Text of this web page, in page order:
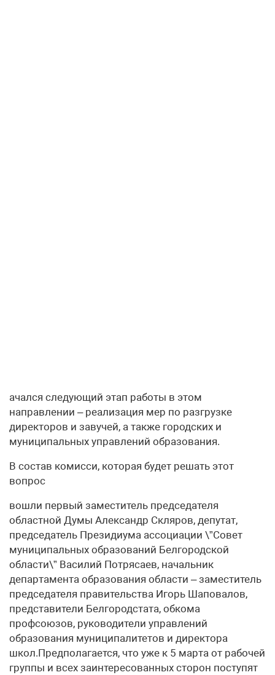
ачался следующий этап работы в этом
направлении – реализация мер по разгрузке
директоров и завучей, а также городских и
муниципальных управлений образования.
В состав комисси, которая будет решать этот
вопрос
вошли первый заместитель председателя
областной Думы Александр Скляров, депутат,
председатель Президиума ассоциации \”Совет
муниципальных образований Белгородской
области\” Василий Потрясаев, начальник
департамента образования области – заместитель
председателя правительства Игорь Шаповалов,
представители Белгородстата, обкома
профсоюзов, руководители управлений
образования муниципалитетов и директора
школ.Предполагается, что уже к 5 марта от рабочей
группы и всех заинтересованных сторон поступят